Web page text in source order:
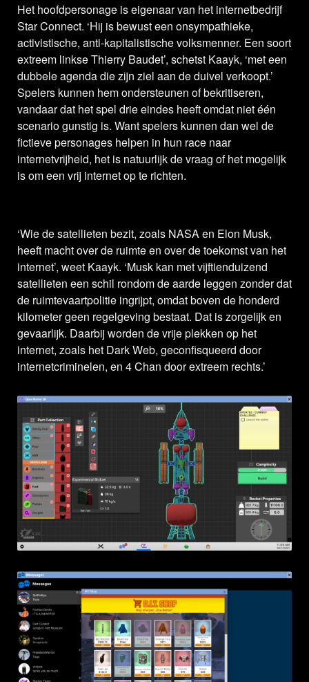
Het hoofdpersonage is eigenaar van het internetbedrijf
Star Connect. ‘Hij is bewust een onsympathieke,
activistische, anti-kapitalistische volksmenner. Een soort
extreem linkse Thierry Baudet’, schetst Kaayk, ‘met een
dubbele agenda die zijn ziel aan de duivel verkoopt.’
Spelers kunnen hem ondersteunen of bekritiseren,
vandaar dat het spel drie eindes heeft omdat niet één
scenario gunstig is. Want spelers kunnen dan wel de
fictieve personages helpen in hun race naar
internetvrijheid, het is natuurlijk de vraag of het mogelijk
is om een vrij internet op te richten.
‘Wie de satellieten bezit, zoals NASA en Elon Musk,
heeft macht over de ruimte en over de toekomst van het
internet’, weet Kaayk. ‘Musk kan met vijftienduizend
satellieten een schil rondom de aarde leggen zonder dat
de ruimtevaartpolitie ingrijpt, omdat boven de honderd
kilometer geen regelgeving bestaat. Dat is zorgelijk en
gevaarlijk. Daarbij worden de vrije plekken op het
internet, zoals het Dark Web, geconfisqueerd door
internetcriminelen, en 4 Chan door extreem rechts.’